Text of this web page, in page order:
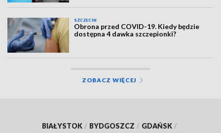
SZCZECIN
Obrona przed COVID-19. Kiedy będzie
dostępna 4 dawka szczepionki?
ZOBACZ WIĘCEJ
BIAŁYSTOK / BYDGOSZCZ / GDAŃSK /